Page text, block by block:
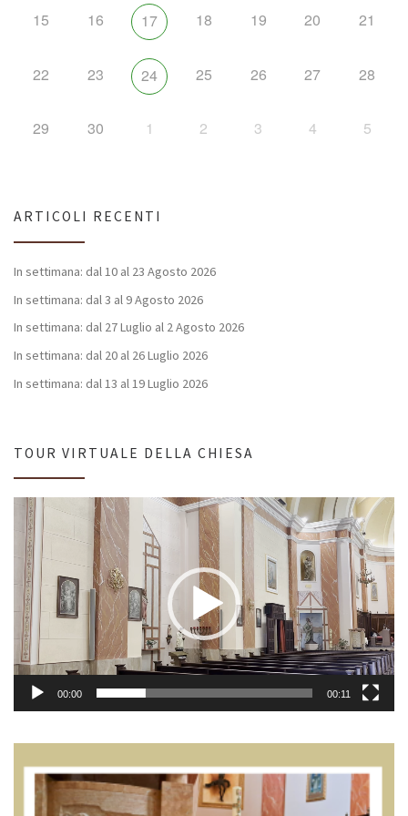
15 16 17 18 19 20 21
22 23 24 25 26 27 28
29 30 1 2 3 4 5
ARTICOLI RECENTI
In settimana: dal 10 al 23 Agosto 2026
In settimana: dal 3 al 9 Agosto 2026
In settimana: dal 27 Luglio al 2 Agosto 2026
In settimana: dal 20 al 26 Luglio 2026
In settimana: dal 13 al 19 Luglio 2026
TOUR VIRTUALE DELLA CHIESA
Video
Player
00:00 00:11